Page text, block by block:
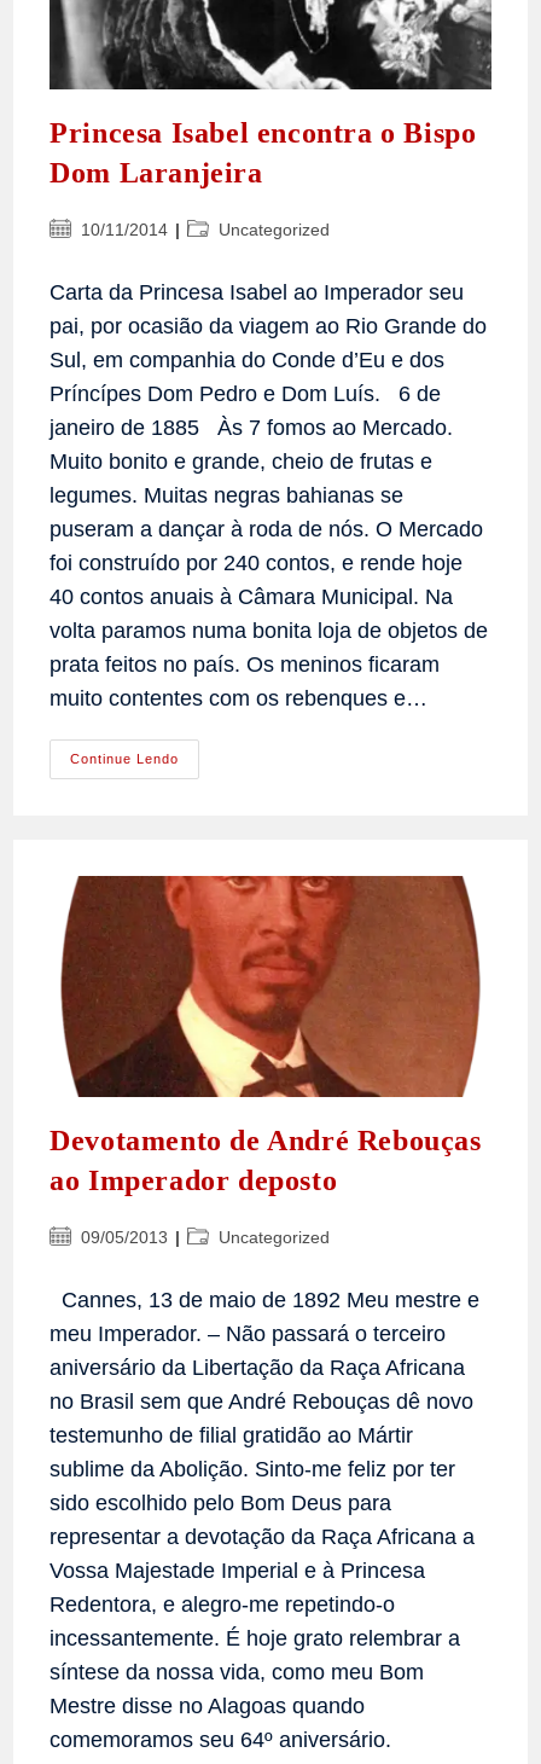
Princesa Isabel encontra o Bispo
Dom Laranjeira
Post10/11/2014
Categoria
Uncategorized
Carta da Princesa Isabel ao Imperador seu
pai, por ocasião da viagem ao Rio Grande do
Sul, em companhia do Conde d’Eu e dos
Príncípes Dom Pedro e Dom Luís. 6 de
janeiro de 1885 Às 7 fomos ao Mercado.
Muito bonito e grande, cheio de frutas e
legumes. Muitas negras bahianas se
puseram a dançar à roda de nós. O Mercado
foi construído por 240 contos, e rende hoje
40 contos anuais à Câmara Municipal. Na
volta paramos numa bonita loja de objetos de
prata feitos no país. Os meninos ficaram
muito contentes com os rebenques e…
Continue Lendo
Isabel
Devotamento de André Rebouças
ao Imperador deposto
Post09/05/2013
Categoria
Uncategorized
Cannes, 13 de maio de 1892 Meu mestre e
meu Imperador. – Não passará o terceiro
aniversário da Libertação da Raça Africana
no Brasil sem que André Rebouças dê novo
testemunho de filial gratidão ao Mártir
sublime da Abolição. Sinto-me feliz por ter
sido escolhido pelo Bom Deus para
representar a devotação da Raça Africana a
Vossa Majestade Imperial e à Princesa
Redentora, e alegro-me repetindo-o
incessantemente. É hoje grato relembrar a
síntese da nossa vida, como meu Bom
Mestre disse no Alagoas quando
comemoramos seu 64º aniversário.